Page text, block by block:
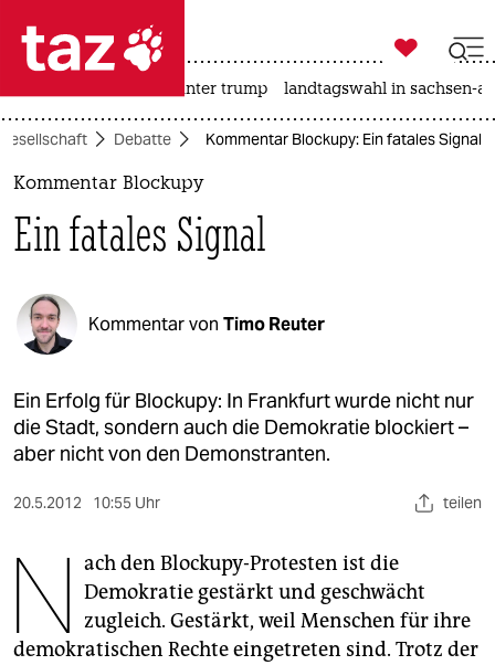
 taz zahl ich
taz zahl ich
politik
öko
gesellschaft
kultur
sport
berlin
wahrheit
verlag

taz zahl ich
usa unter trump landtagswahl in sachsen-
Gesellschaft Debatte Kommentar Blockupy: Ein fatales Signal
Kommentar Blockupy
Ein fatales Signal
Kommentar von Timo Reuter
Ein Erfolg für Blockupy: In Frankfurt wurde nicht nur
die Stadt, sondern auch die Demokratie blockiert –
aber nicht von den Demonstranten.
20.5.2012 10:55 Uhr teilen
N ach den Blockupy-Protesten ist die
Demokratie gestärkt und geschwächt
zugleich. Gestärkt, weil Menschen für ihre
demokratischen Rechte eingetreten sind. Trotz der